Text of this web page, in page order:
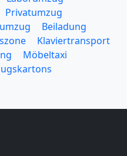
Privatumzug
Beiladung
Klaviertransport
Möbeltaxi